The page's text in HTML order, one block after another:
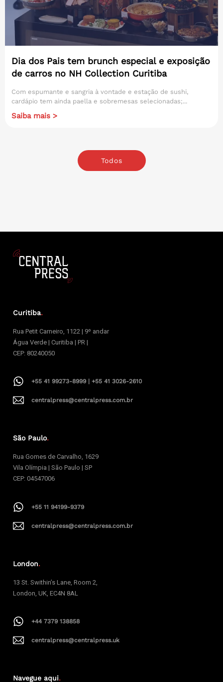
Dia dos Pais tem brunch especial e exposição
de carros no NH Collection Curitiba
Com espumante e sangria à vontade e estação de sushi,
cardápio tem ainda paella e sobremesas selecionadas;...
Saiba mais >
Todos
Curitiba.
Rua Petit Carneiro, 1122 | 9º andar
Água Verde | Curitiba | PR |
CEP: 80240050
+55 41 99273-8999 | +55 41 3026-2610
centralpress@centralpress.com.br
São Paulo.
Rua Gomes de Carvalho, 1629
Vila Olímpia | São Paulo | SP
CEP: 04547006
+55 11 94199-9379
centralpress@centralpress.com.br
London.
13 St. Swithin’s Lane, Room 2,
London, UK, EC4N 8AL
+44 7379 138858
centralpress@centralpress.uk
Navegue aqui.